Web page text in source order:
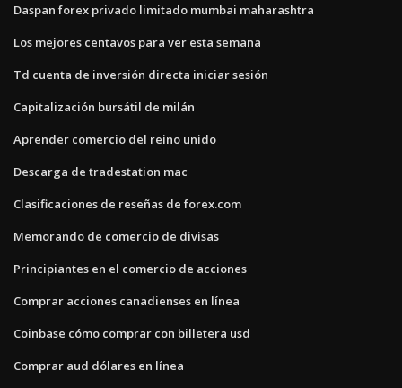
Daspan forex privado limitado mumbai maharashtra
Los mejores centavos para ver esta semana
Td cuenta de inversión directa iniciar sesión
Capitalización bursátil de milán
Aprender comercio del reino unido
Descarga de tradestation mac
Clasificaciones de reseñas de forex.com
Memorando de comercio de divisas
Principiantes en el comercio de acciones
Comprar acciones canadienses en línea
Coinbase cómo comprar con billetera usd
Comprar aud dólares en línea